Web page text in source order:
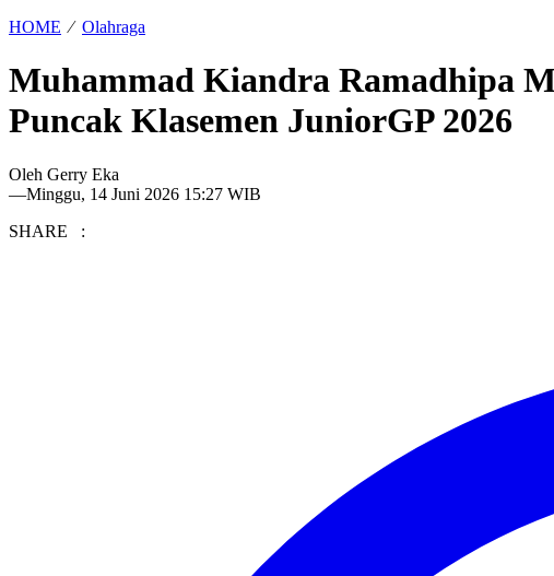
HOME ⁄ Olahraga
Muhammad Kiandra Ramadhipa
Puncak Klasemen JuniorGP 2026
Oleh Gerry Eka
—Minggu, 14 Juni 2026 15:27 WIB
SHARE :